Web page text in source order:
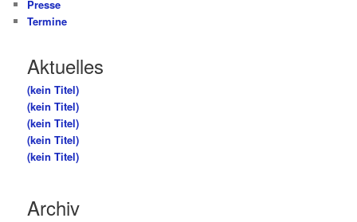
Presse
Termine
Aktuelles
(kein Titel)
(kein Titel)
(kein Titel)
(kein Titel)
(kein Titel)
Archiv